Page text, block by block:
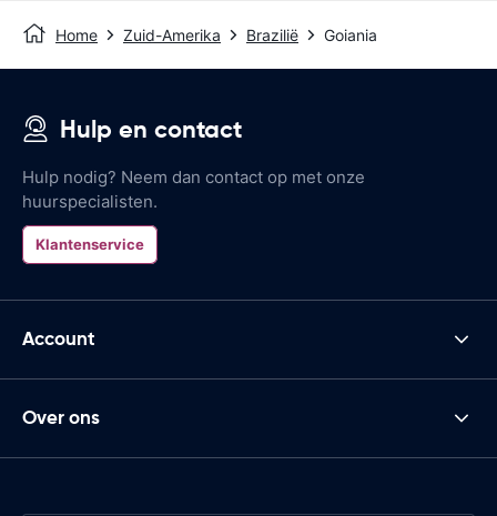
Home Zuid-Amerika Brazilië Goiania
Hulp en contact
Hulp nodig? Neem dan contact op met onze
huurspecialisten.
Klantenservice
Account
Over ons